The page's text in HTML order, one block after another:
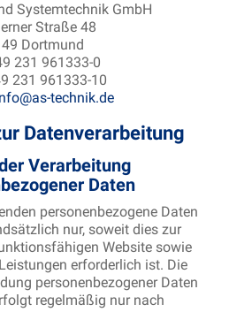
Systemtechnik GmbH
Straße 48
Dortmund
231 961333-0
231 961333-10
technik.de
Datenverarbeitung
Verarbeitung
Daten
personenbezogene Daten
nur, soweit dies zur
Website sowie
erforderlich ist. Die
personenbezogener Daten
regelmäßig nur nach